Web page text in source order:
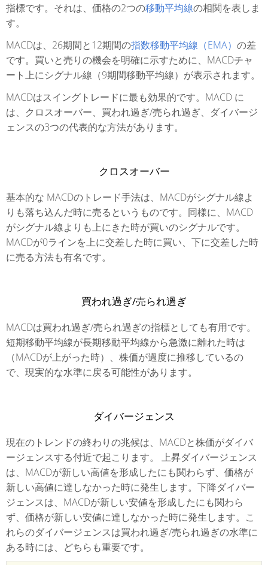
指標です。それは、価格の2つの移動平均線の相関を表しま
す。
MACDは、26期間と12期間の指数移動平均線（EMA） の差
です。買いと売りの機会を明確に示すために、MACDチャ
ート上にシグナル線（9期間移動平均線）が表示されます。
MACDはスイングトレードに最も効果的です。MACD に
は、クロスオーバー、買われ過ぎ/売られ過ぎ、ダイバージ
ェンスの3つの代表的な方法があります。
クロスオーバー
基本的な MACDのトレード手法は、MACDがシグナル線よ
りも落ち込んだ時に売るというものです。同様に、MACD
がシグナル線よりも上にきた時が買いのシグナルです。
MACDが0ラインを上に交差した時に買い、下に交差した時
に売る方法も有名です。
買われ過ぎ/売られ過ぎ
MACDは買われ過ぎ/売られ過ぎの指標としても有用です。
短期移動平均線が長期移動平均線から急激に離れた時は
（MACDが上がった時）、株価が過度に推移しているの
で、現実的な水準に戻る可能性があります。
ダイバージェンス
現在のトレンドの終わりの兆候は、MACDと株価がダイバ
ージェンスする付近で起こります。 上昇ダイバージェンス
は、MACDが新しい高値を形成したにも関わらず、価格が
新しい高値に達しなかった時に発生します。下降ダイバー
ジェンスは、MACDが新しい安値を形成したにも関わら
ず、価格が新しい安値に達しなかった時に発生します。こ
れらのダイバージェンスは買われ過ぎ/売られ過ぎの水準に
ある時には、どちらも重要です。